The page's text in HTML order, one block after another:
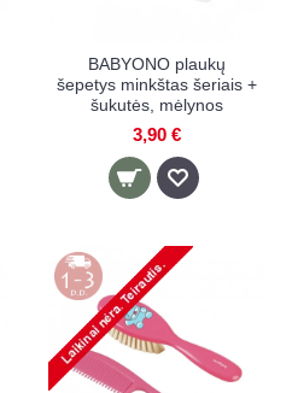
BABYONO plaukų
šepetys minkštas šeriais +
šukutės, mėlynos
3,90 €